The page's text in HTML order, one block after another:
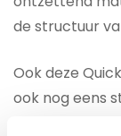
de structuur
Ook deze
ook nog eens